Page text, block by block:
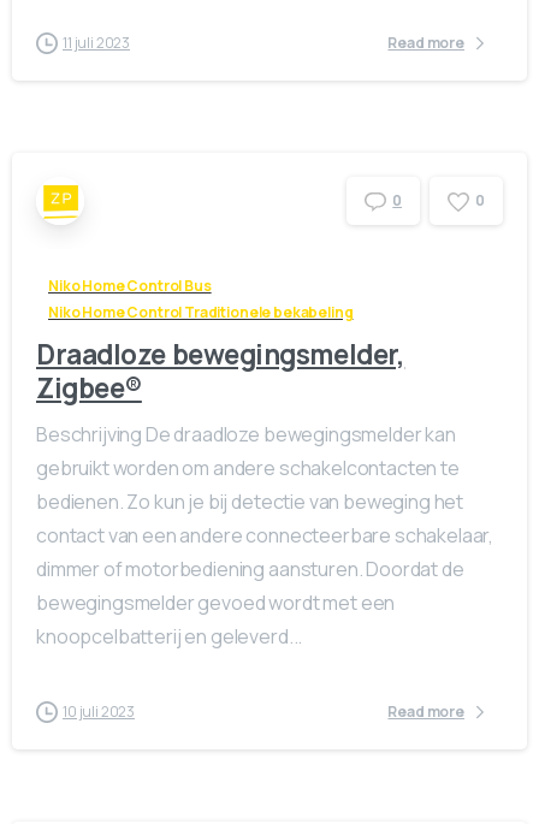
11 juli 2023 Read more
0 0
Niko Home Control Bus
Niko Home Control Traditionele bekabeling
Draadloze bewegingsmelder,
Zigbee®
Beschrijving De draadloze bewegingsmelder kan
gebruikt worden om andere schakelcontacten te
bedienen. Zo kun je bij detectie van beweging het
contact van een andere connecteerbare schakelaar,
dimmer of motorbediening aansturen. Doordat de
bewegingsmelder gevoed wordt met een
knoopcelbatterij en geleverd...
10 juli 2023 Read more